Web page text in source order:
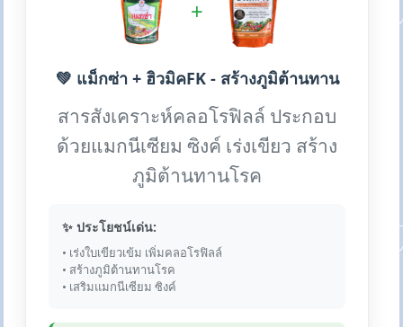
+
💚 แม็กซ่า + ฮิวมิคFK - สร้างภูมิต้านทาน
สารสังเคราะห์คลอโรฟิลล์ ประกอบ
ด้วยแมกนีเซียม ซิงค์ เร่งเขียว สร้าง
ภูมิต้านทานโรค
✨ ประโยชน์เด่น:
• เร่งใบเขียวเข้ม เพิ่มคลอโรฟิลล์
• สร้างภูมิต้านทานโรค
• เสริมแมกนีเซียม ซิงค์